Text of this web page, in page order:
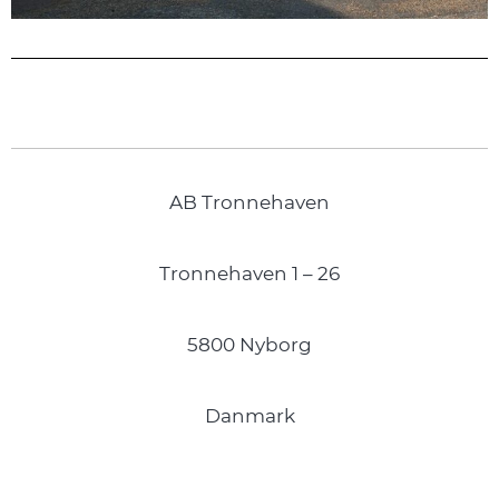
AB Tronnehaven
Tronnehaven 1 – 26
5800 Nyborg
Danmark